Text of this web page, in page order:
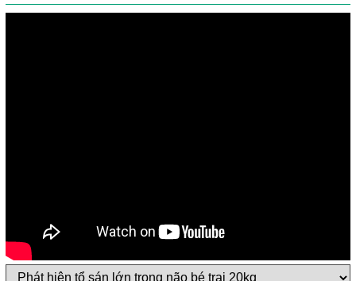
Một Số Điều Cần Biết Về Ký Sinh Trùng Demodex Trên Da